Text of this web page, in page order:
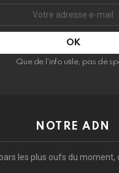
Que de l’info utile, pas de
NOTRE ADN
les plus oufs du moment,